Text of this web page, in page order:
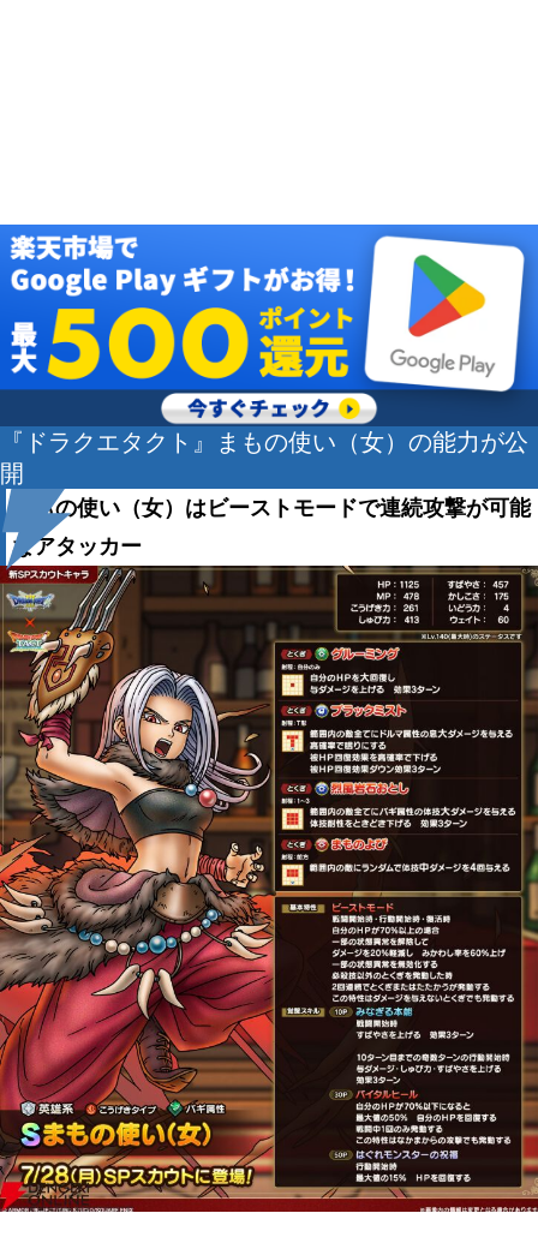
『ドラクエタクト』まもの使い（女）の能力が公
開
まもの使い（女）はビーストモードで連続攻撃が可能
なアタッカー